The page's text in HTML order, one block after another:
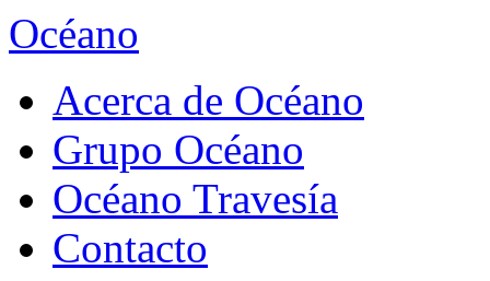
Océano
Acerca de Océano
Grupo Océano
Océano Travesía
Contacto